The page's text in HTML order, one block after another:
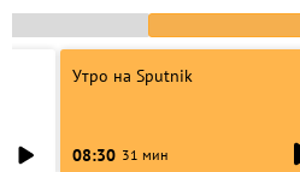
Утро на Sputnik
08:30 31 мин